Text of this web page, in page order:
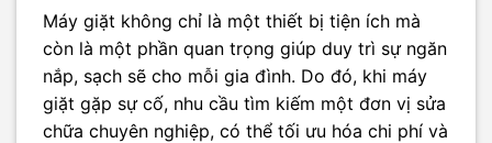
Máy giặt không chỉ là một thiết bị tiện ích mà
còn là một phần quan trọng giúp duy trì sự ngăn
nắp, sạch sẽ cho mỗi gia đình. Do đó, khi máy
giặt gặp sự cố, nhu cầu tìm kiếm một đơn vị sửa
chữa chuyên nghiệp, có thể tối ưu hóa chi phí và